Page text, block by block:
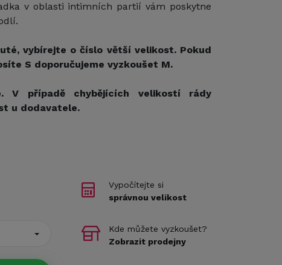
v oblasti intimních partií vám poskytne
vybírejte o číslo větší velikost. Pokud
S doporučujeme vyzkoušet M.
V případě chybějících velikostí rády
u dodavatele.
Vypočítejte si
správnou velikost
Kde můžete vyzkoušet?
Zobrazit prodejny